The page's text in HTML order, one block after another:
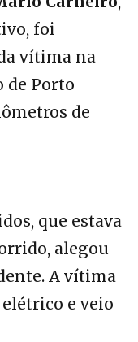
foi
vítima na
Porto
de
que estava
alegou
A vítima
e veio